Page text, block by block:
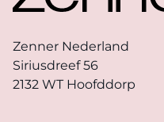
Zenner Nederland
Siriusdreef 56
2132 WT Hoofddorp